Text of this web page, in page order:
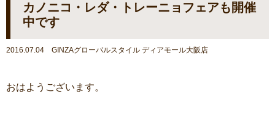
カノニコ・レダ・トレーニョフェアも開催
中です
2016.07.04 GINZAグローバルスタイル ディアモール大阪店
おはようございます。